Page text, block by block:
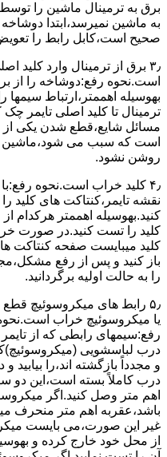
ﺑﺮق ﺑﻪ ﺗﺮﻣﯿﻨﺎل ﻣﺎﺷﯿﻦ را
ﺑﻪ ﻣﺎﺷﯿﻦ نمیرسد،اﺑﺘﺪا
ﺻﺤﯿﺢ اﺳﺖ،ﮐﺎﺑﻞ راﺑﻂ را
۳٫ ﺑﺮق از ﺗﺮﻣﯿﻨﺎل وارد ﮐﻠﯿﺪ
است.نحوه رﻓﻊ:دوشاخه را از
بهوسیله اهممتر،ارﺗﺒﺎط سیمها
ﺗﺮﻣﯿﻨﺎل ﺗﺎ ﮐﻠﯿﺪ اﺻﻠﯽ ﺗﺎﯾﻤﺮ چک
مسائل شایع،ﻗﻄﻊ شدن ﯾﮑﯽ از
است که سبب می شود،ﻣﺎﺷﯿﻦ
روﺷﻦ نشود.
۴٫ ﮐﻠﯿﺪ ﺧﺮاب اﺳﺖ.نحوه رفع:ﺑﺎ
ﻧﻘﺸﻪ ﺗﺎﯾﻤﺮ،ﮐﻨﺘﺎﮐﺖ ﻫﺎی ﮐﻠﯿﺪ
کنید.بهوسیله اهممتر هرکدام
ﮐﻠﯿﺪ را ﺗﺴﺖ ﮐﻨﯿﺪ.در ﺻﻮرت
ﮐﻠﯿﺪ میبایست ﺻﻔﺤﻪ ﮐﻨﺘﺎﮐﺖ ﻫﺎی
باز کنید و ﭘﺲ از رﻓﻊ
را به حالت اوﻟﯿﻪ برگردانید.
۵٫ رابط های ﻣﯿﮑﺮوﺳﻮﺋﯿﭻ
ﯾﺎ ﻣﯿﮑﺮوﺳﻮﺋﯿﭻ ﺧﺮاب
رفع:سیمهای راﺑﻄﯽ ﮐﻪ از
درب لباسشویی
و مجدداً بازگشته اند،را ﺑﯿﺎﺑﯿﺪ و
درب کاملاً ﺑﺴﺘﻪ اﺳﺖ،اﯾﻦ دو
اﻫﻢ ﻣﺘﺮ وصل کنید.اﮔﺮ
ﺑﺎﺷﺪ،ﻋﻘﺮﺑﻪ اهم متر ﻣﻨﺤﺮف
ﻏﯿﺮ اﯾﻦ ﺻﻮرت،می بایست
از ﻣﺤﻞ خود ﺧﺎرج کرده و